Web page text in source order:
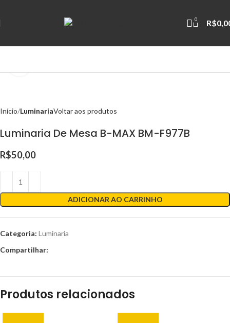
0 R$
Início LuminariaVoltar aos produtos
Luminaria De Mesa B-MAX BM-F977B
R$50,00
ADICIONAR AO CARRINHO
Categoria: Luminaria
Compartilhar:
Produtos relacionados